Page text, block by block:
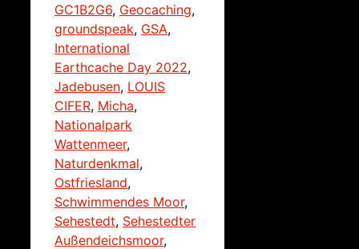
GC1B2G6, Geocaching,
groundspeak, GSA,
International
Earthcache Day 2022,
Jadebusen, LOUIS
CIFER, Micha,
Nationalpark
Wattenmeer,
Naturdenkmal,
Ostfriesland,
Schwimmendes Moor,
Sehestedt, Sehestedter
Außendeichsmoor,